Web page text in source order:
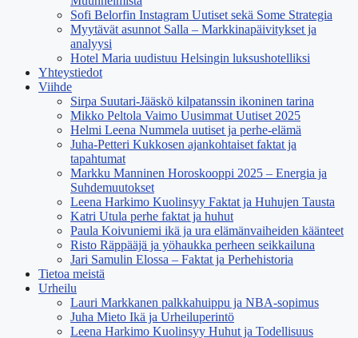
Sofi Belorfin Instagram Uutiset sekä Some Strategia
Myytävät asunnot Salla – Markkinapäivitykset ja
analyysi
Hotel Maria uudistuu Helsingin luksushotelliksi
Yhteystiedot
Viihde
Sirpa Suutari-Jääskö kilpatanssin ikoninen tarina
Mikko Peltola Vaimo Uusimmat Uutiset 2025
Helmi Leena Nummela uutiset ja perhe-elämä
Juha-Petteri Kukkosen ajankohtaiset faktat ja
tapahtumat
Markku Manninen Horoskooppi 2025 – Energia ja
Suhdemuutokset
Leena Harkimo Kuolinsyy Faktat ja Huhujen Tausta
Katri Utula perhe faktat ja huhut
Paula Koivuniemi ikä ja ura elämänvaiheiden käänteet
Risto Räppääjä ja yöhaukka perheen seikkailuna
Jari Samulin Elossa – Faktat ja Perhehistoria
Tietoa meistä
Urheilu
Lauri Markkanen palkkahuippu ja NBA-sopimus
Juha Mieto Ikä ja Urheiluperintö
Leena Harkimo Kuolinsyy Huhut ja Todellisuus